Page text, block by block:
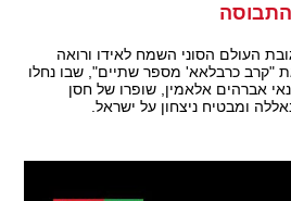
העולם הסוני השמח לאידו ורואה
"קרב כרבלאא' מספר שתיים", שבו נחלו
אברהים אלאמין, שופרו של חסן
ומבטיח ניצחון על ישראל.